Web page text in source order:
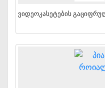
Ვიდეოკასეტების